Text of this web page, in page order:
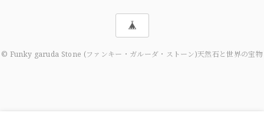
© Funky garuda Stone (ファンキー・ガルーダ・ストーン)天然石と世界の宝物